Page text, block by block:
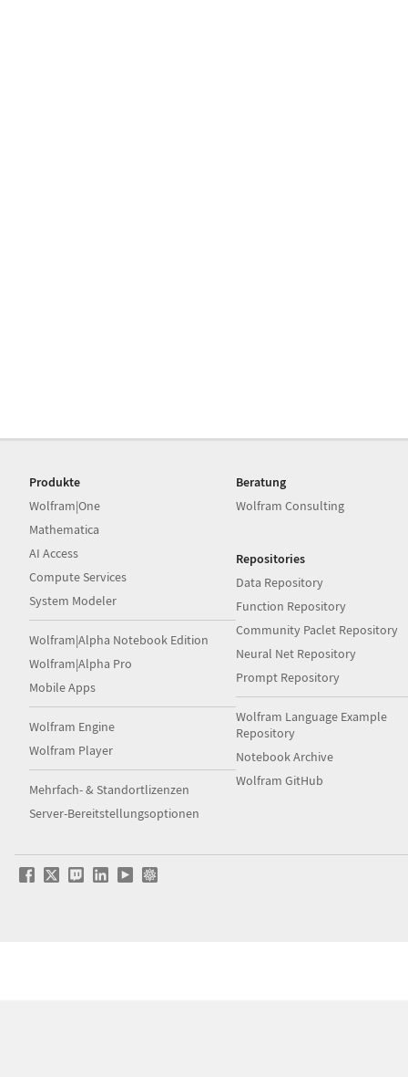
Produkte
Wolfram|One
Mathematica
AI Access
Compute Services
System Modeler
Wolfram|Alpha Notebook Edition
Wolfram|Alpha Pro
Mobile Apps
Wolfram Engine
Wolfram Player
Mehrfach- & Standortlizenzen
Server-Bereitstellungsoptionen
Beratung
Wolfram Consulting
Repositories
Data Repository
Function Repository
Community Paclet Repository
Neural Net Repository
Prompt Repository
Wolfram Language Example
Repository
Notebook Archive
Wolfram GitHub